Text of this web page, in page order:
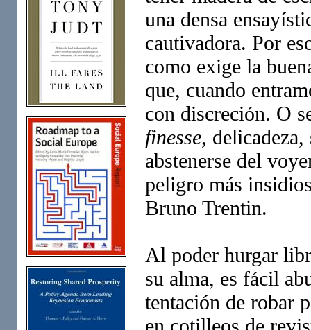
una densa
cautivadora. Por
como exige la
que, cuando
con discreción. O
finesse,
abstenerse del
peligro más
Bruno Trentin.
Al poder hurgar
su alma, es fácil
tentación de robar